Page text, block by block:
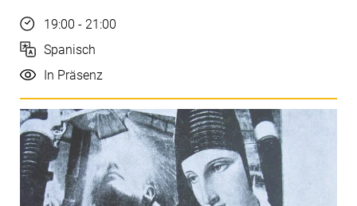
Uhrzeit
19:00 - 21:00
Sprache
Spanisch
Durchführung
In Präsenz